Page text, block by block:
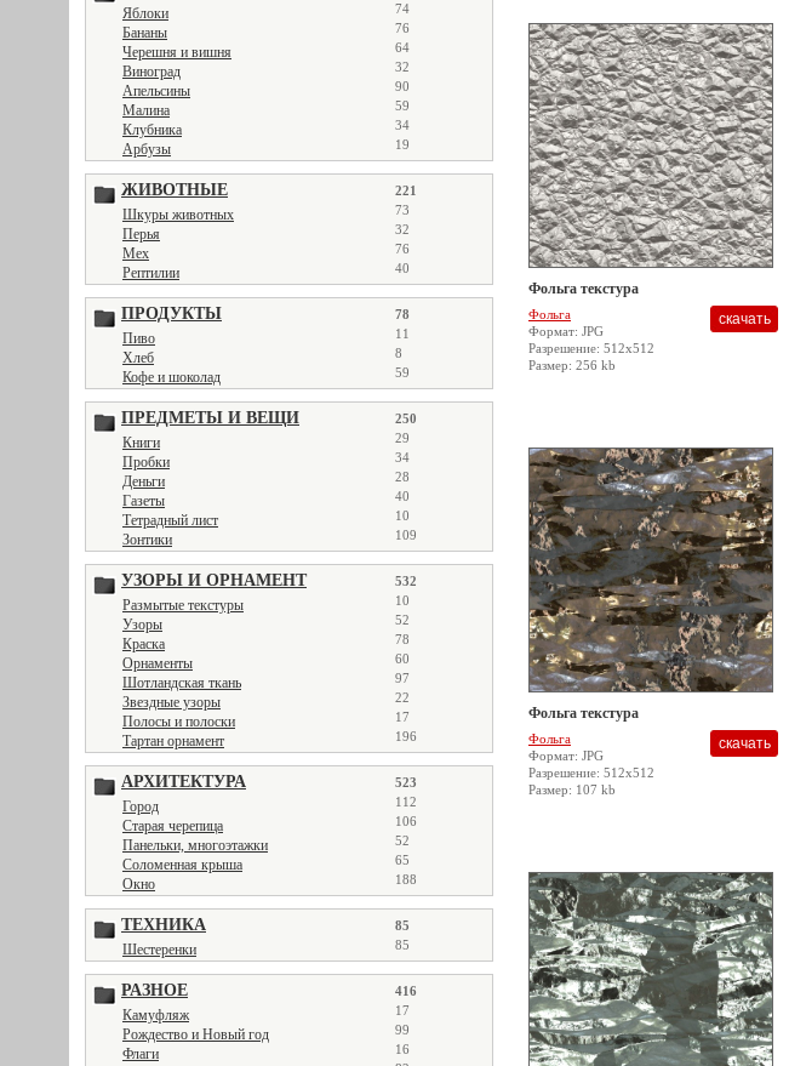
Яблоки 74
Бананы 76
Черешня и вишня 64
Виноград 32
Апельсины 90
Малина 59
Клубника 34
Арбузы 19
ЖИВОТНЫЕ 221
Шкуры животных 73
Перья 32
Мех 76
Рептилии 40
ПРОДУКТЫ 78
Пиво 11
Хлеб 8
Кофе и шоколад 59
ПРЕДМЕТЫ И ВЕЩИ 250
Книги 29
Пробки 34
Деньги 28
Газеты 40
Тетрадный лист 10
Зонтики 109
УЗОРЫ И ОРНАМЕНТ 532
Размытые текстуры 10
Узоры 52
Краска 78
Орнаменты 60
Шотландская ткань 97
Звездные узоры 22
Полосы и полоски 17
Тартан орнамент 196
АРХИТЕКТУРА 523
Город 112
Старая черепица 106
Панельки, многоэтажки 52
Соломенная крыша 65
Окно 188
ТЕХНИКА 85
Шестеренки 85
РАЗНОЕ 416
Камуфляж 17
Рождество и Новый год 99
Флаги 16
Фольга текстура
Фольга
Формат: JPG
Разрешение: 512x512
Размер: 256 kb
Фольга текстура
Фольга
Формат: JPG
Разрешение: 512x512
Размер: 107 kb